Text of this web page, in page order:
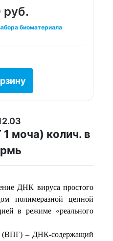
1 моча) колич. в
ДНК вируса простого
полимеразной цепной
в режиме «реального
(ВПГ) – ДНК-содержащий
руб.
биоматериала